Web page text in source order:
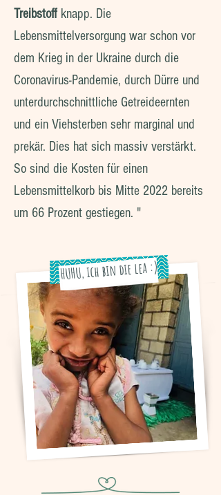
Treibstoff knapp. Die
Lebensmittelversorgung war schon vor
dem Krieg in der Ukraine durch die
Coronavirus-Pandemie, durch Dürre und
unterdurchschnittliche Getreideernten
und ein Viehsterben sehr marginal und
prekär. Dies hat sich massiv verstärkt.
So sind die Kosten für einen
Lebensmittelkorb bis Mitte 2022 bereits
um 66 Prozent gestiegen. "
HUHU, ich bin die lea :)